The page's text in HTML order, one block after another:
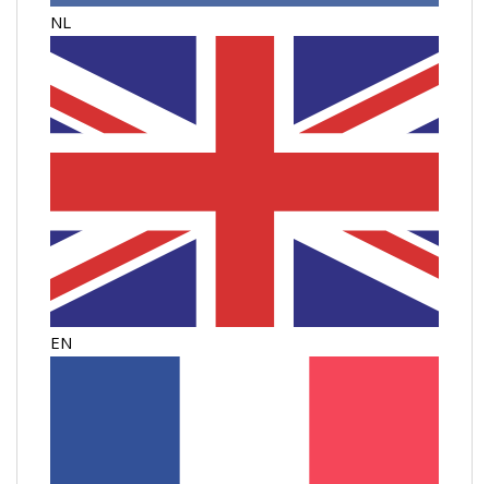
NL
EN